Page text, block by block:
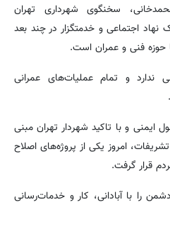
سخنگوی شهرداری تهران
اجتماعی و خدمتگزار در چند بعد
حوزه فنی و عمران است.
ندارد و تمام عملیات‌های عمرانی
ایمنی و با تاکید شهردار تهران مبنی
امروز یکی از پروژه‌های اصلاح
قرار گرفت.
را با آبادانی، کار و خدمات‌رسانی